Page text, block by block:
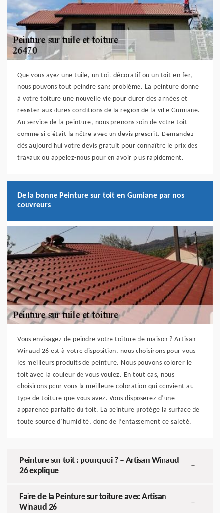
Que vous ayez une tuile, un toit décoratif ou un toit en fer,
nous pouvons tout peindre sans problème. La peinture donne
à votre toiture une nouvelle vie pour durer des années et
résister aux dures conditions de la région de la ville Gumiane.
Au service de la peinture, nous prenons soin de votre toit
comme si c'était la nôtre avec un devis prescrit. Demandez
dès aujourd'hui votre devis gratuit pour connaître le prix des
travaux ou appelez-nous pour en avoir plus rapidement.
De la bonne Peinture sur toit en Gumiane par nos
couvreurs
Vous envisagez de peindre votre toiture de maison ? Artisan
Winaud 26 est à votre disposition, nous choisirons pour vous
les meilleurs produits de peinture. Nous pouvons colorer le
toit avec la couleur de vous voulez. En tout cas, nous
choisirons pour vous la meilleure coloration qui convient au
type de toiture que vous avez. Vous disposerez d’une
apparence parfaite du toit. La peinture protège la surface de
toute source d’humidité, donc de l’entassement de saleté.
Peinture sur toit : pourquoi ? – Artisan Winaud
26 explique
+
Faire de la Peinture sur toiture avec Artisan
Winaud 26
+